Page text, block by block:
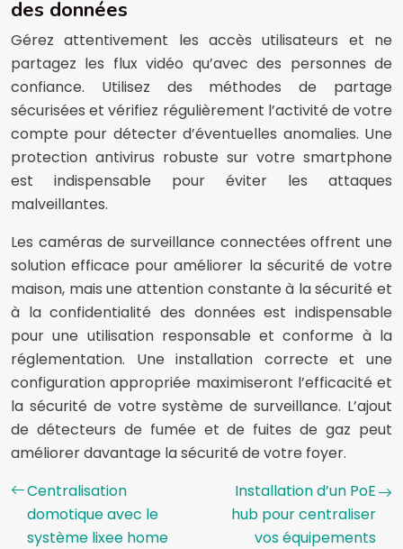
des données
Gérez attentivement les accès utilisateurs et ne
partagez les flux vidéo qu’avec des personnes de
confiance. Utilisez des méthodes de partage
sécurisées et vérifiez régulièrement l’activité de votre
compte pour détecter d’éventuelles anomalies. Une
protection antivirus robuste sur votre smartphone
est indispensable pour éviter les attaques
malveillantes.
Les caméras de surveillance connectées offrent une
solution efficace pour améliorer la sécurité de votre
maison, mais une attention constante à la sécurité et
à la confidentialité des données est indispensable
pour une utilisation responsable et conforme à la
réglementation. Une installation correcte et une
configuration appropriée maximiseront l’efficacité et
la sécurité de votre système de surveillance. L’ajout
de détecteurs de fumée et de fuites de gaz peut
améliorer davantage la sécurité de votre foyer.
Centralisation
domotique avec le
système lixee home
Installation d’un PoE
hub pour centraliser
vos équipements